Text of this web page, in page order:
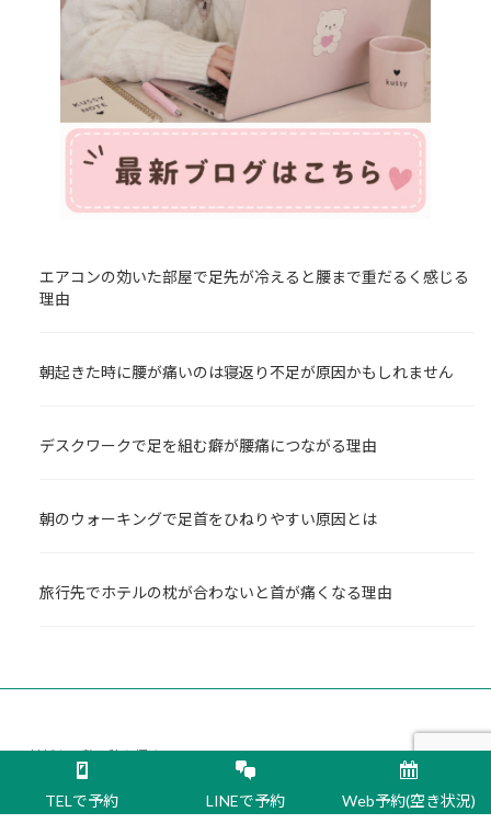
エアコンの効いた部屋で足先が冷えると腰まで重だるく感じる
理由
朝起きた時に腰が痛いのは寝返り不足が原因かもしれません
デスクワークで足を組む癖が腰痛につながる理由
朝のウォーキングで足首をひねりやすい原因とは
旅行先でホテルの枕が合わないと首が痛くなる理由
地域から整骨院を探す
TELで予約 LINEで予約 Web予約(空き状況)